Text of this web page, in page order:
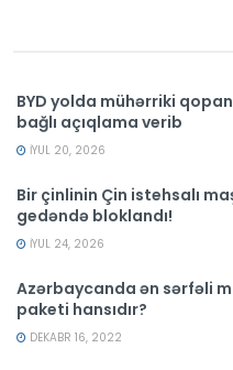
BYD yolda mühərriki
bağlı açıqlama verib
İYUL 20, 2026
Bir çinlinin Çin istehsalı
gedəndə bloklandı!
İYUL 24, 2026
Azərbaycanda ən sərfəli
paketi hansıdır?
DEKABR 16, 2022